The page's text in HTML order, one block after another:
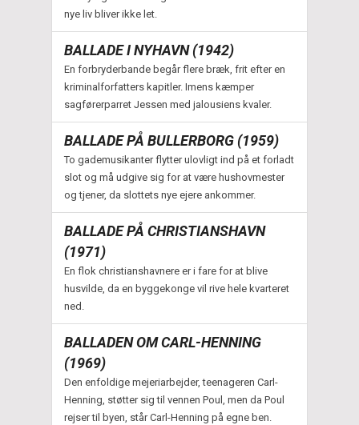
nye liv bliver ikke let.
BALLADE I NYHAVN (1942)
En forbryderbande begår flere bræk, frit efter en
kriminalforfatters kapitler. Imens kæmper
sagførerparret Jessen med jalousiens kvaler.
BALLADE PÅ BULLERBORG (1959)
To gademusikanter flytter ulovligt ind på et forladt
slot og må udgive sig for at være hushovmester
og tjener, da slottets nye ejere ankommer.
BALLADE PÅ CHRISTIANSHAVN
(1971)
En flok christianshavnere er i fare for at blive
husvilde, da en byggekonge vil rive hele kvarteret
ned.
BALLADEN OM CARL-HENNING
(1969)
Den enfoldige mejeriarbejder, teenageren Carl-
Henning, støtter sig til vennen Poul, men da Poul
rejser til byen, står Carl-Henning på egne ben.